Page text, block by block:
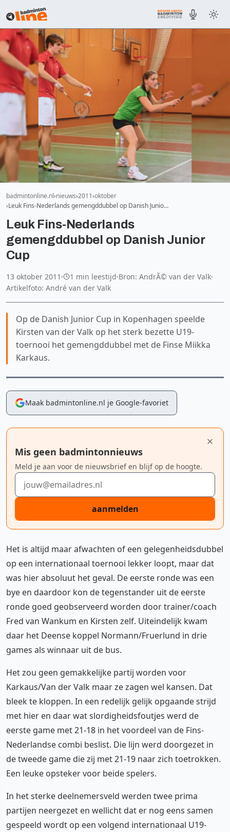
badmintonline.nl nieuws 2011 oktober
Leuk Fins-Nederlands gemengddubbel op Danish Junio…
Leuk Fins-Nederlands
gemengddubbel op Danish Junior
Cup
13 oktober 2011 · 1 min leestijd·Bron: AndrÃ© van der Valk·
Artikelfoto: André van der Valk
Op de Danish Junior Cup in Kopenhagen speelde
Kirsten van der Valk op het sterk bezette U19-
toernooi het gemengddubbel met de Finse Miikka
Karkaus.
Maak badmintonline.nl je Google-favoriet
Mis geen badmintonnieuws
Meld je aan voor de nieuwsbrief en blijf op de hoogte.
E-mailadres
aanmelden
Het is altijd maar afwachten of een gelegenheidsdubbel
op een internationaal toernooi lekker loopt, maar dat
was hier absoluut het geval. De eerste ronde was een
bye en daardoor kon de tegenstander uit de eerste
ronde goed geobserveerd worden door trainer/coach
Fred van Wankum en Kirsten zelf. Uiteindelijk kwam
daar het Deense koppel Normann/Fruerlund in drie
games als winnaar uit de bus.
Het zou geen gemakkelijke partij worden voor
Karkaus/Van der Valk maar ze zagen wel kansen. Dat
bleek te kloppen. In een redelijk gelijk opgaande strijd
met hier en daar wat slordigheidsfoutjes werd de
eerste game met 21-18 in het voordeel van de Fins-
Nederlandse combi beslist. Die lijn werd doorgezet in
de tweede game die zij met 21-19 naar zich toetrokken.
Een leuke opsteker voor beide spelers.
In het sterke deelnemersveld werden twee prima
partijen neergezet en wellicht dat er nog eens samen
gespeeld wordt op een volgend internationaal U19-